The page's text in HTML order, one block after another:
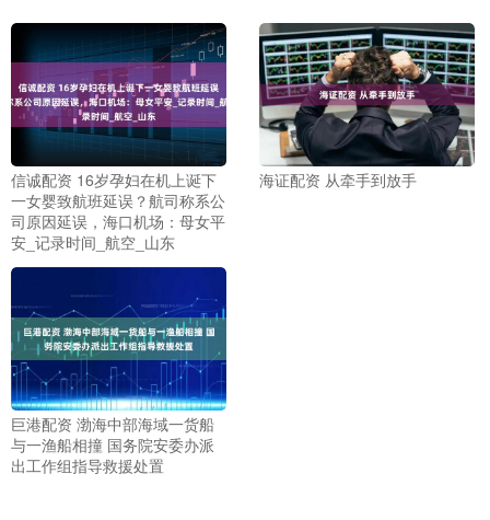
信诚配资 16岁孕妇在机上诞下
一女婴致航班延误？航司称系公
司原因延误，海口机场：母女平
安_记录时间_航空_山东
海证配资 从牵手到放手
巨港配资 渤海中部海域一货船
与一渔船相撞 国务院安委办派
出工作组指导救援处置